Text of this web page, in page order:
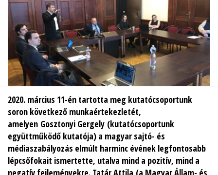
2020. március 11-én tartotta meg kutatócsoportunk
soron következő munkaértekezletét,
amelyen Gosztonyi Gergely (kutatócsoportunk
együttműködő kutatója) a magyar sajtó- és
médiaszabályozás elmúlt harminc évének legfontosabb
lépcsőfokait ismertette, utalva mind a pozitív, mind a